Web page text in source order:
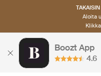
Aloita
Boozt App
4.6